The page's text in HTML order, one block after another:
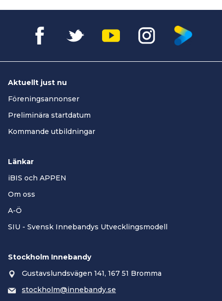
Aktuellt just nu
Föreningsannonser
Preliminära startdatum
Kommande utbildningar
Länkar
iBIS och APPEN
Om oss
A-Ö
SIU - Svensk Innebandys Utvecklingsmodell
Stockholm Innebandy
Gustavslundsvägen 141, 167 51 Bromma
stockholm@innebandy.se